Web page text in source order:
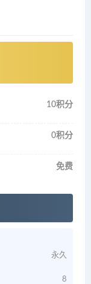
10积分
0积分
免费
永久
8